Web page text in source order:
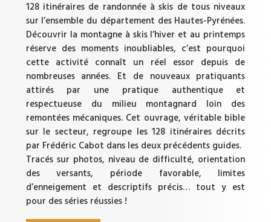
128 itinéraires de randonnée à skis de tous niveaux
sur l’ensemble du département des Hautes-Pyrénées.
Découvrir la montagne à skis l’hiver et au printemps
réserve des moments inoubliables, c’est pourquoi
cette activité connaît un réel essor depuis de
nombreuses années. Et de nouveaux pratiquants
attirés par une pratique authentique et
respectueuse du milieu montagnard loin des
remontées mécaniques. Cet ouvrage, véritable bible
sur le secteur, regroupe les 128 itinéraires décrits
par Frédéric Cabot dans les deux précédents guides.
Tracés sur photos, niveau de difficulté, orientation
des versants, période favorable, limites
d’enneigement et descriptifs précis… tout y est
pour des séries réussies !